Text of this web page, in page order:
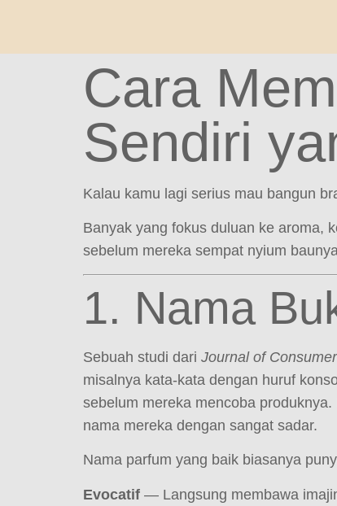
Cara
Sendiri
Kalau kamu lagi serius mau bangun
Banyak yang fokus duluan ke aroma,
sebelum mereka sempat nyium
1. Nama
Sebuah studi dari Journal of
misalnya kata-kata dengan huruf
sebelum mereka mencoba
nama mereka dengan sangat sadar.
Nama parfum yang baik biasanya
Evocatif — Langsung membawa